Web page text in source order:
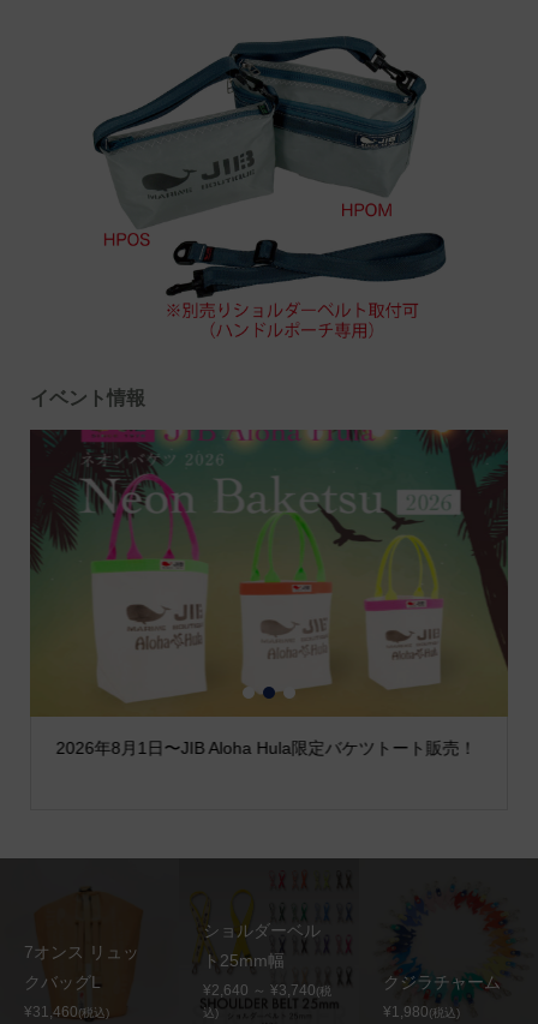
イベント情報
2026年8月1日〜JIB Aloha Hula限定バケツトート販売！
1 2 3
7オンス リュッ
クバッグL
¥31,460(税込)
ショルダーベル
ト25mm幅
¥2,640 ～ ¥3,740(税
込)
クジラチャーム
¥1,980(税込)